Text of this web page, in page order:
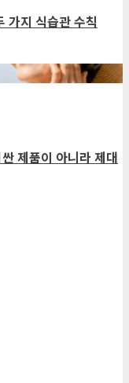
가지 식습관 수칙
제품이 아니라 제대